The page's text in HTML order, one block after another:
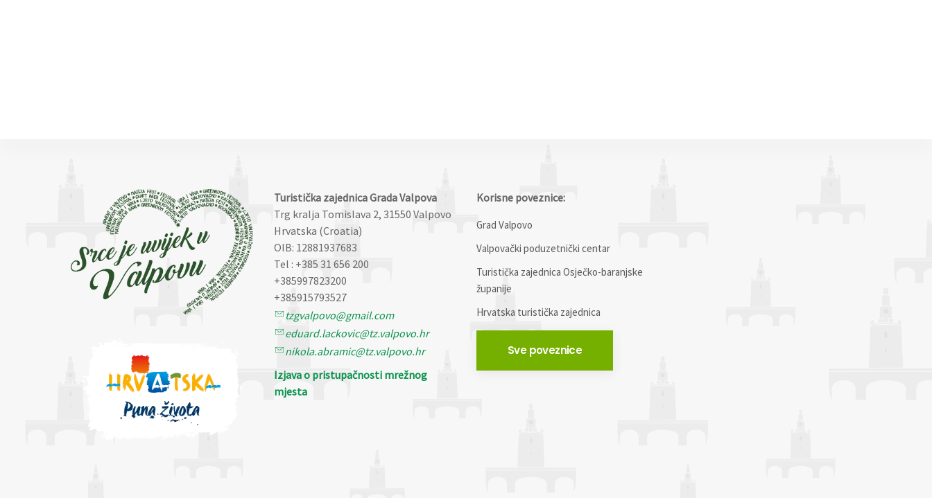
Turistička zajednica Grada Valpova
Trg kralja Tomislava 2, 31550 Valpovo
Hrvatska (Croatia)
OIB: 12881937683
Tel : +385 31 656 200
+385997823200
+385915793527
tzgvalpovo@gmail.com
eduard.lackovic@tz.valpovo.hr
nikola.abramic@tz.valpovo.hr
Izjava o pristupačnosti mrežnog
mjesta
Korisne poveznice:
Grad Valpovo
Valpovački poduzetnički centar
Turistička zajednica Osječko-baranjske
županije
Hrvatska turistička zajednica
Sve poveznice